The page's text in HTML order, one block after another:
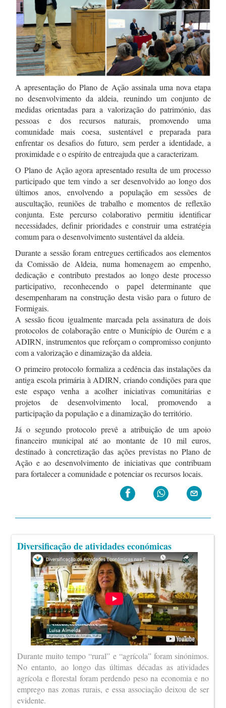
A apresentação do Plano de Ação assinala uma nova etapa
no desenvolvimento da aldeia, reunindo um conjunto de
medidas orientadas para a valorização do património, das
pessoas e dos recursos naturais, promovendo uma
comunidade mais coesa, sustentável e preparada para
enfrentar os desafios do futuro, sem perder a identidade, a
proximidade e o espírito de entreajuda que a caracterizam.
O Plano de Ação agora apresentado resulta de um processo
participado que tem vindo a ser desenvolvido ao longo dos
últimos anos, envolvendo a população em sessões de
auscultação, reuniões de trabalho e momentos de reflexão
conjunta. Este percurso colaborativo permitiu identificar
necessidades, definir prioridades e construir uma estratégia
comum para o desenvolvimento sustentável da aldeia.
Durante a sessão foram entregues certificados aos elementos
da Comissão de Aldeia, numa homenagem ao empenho,
dedicação e contributo prestados ao longo deste processo
participativo, reconhecendo o papel determinante que
desempenharam na construção desta visão para o futuro de
Formigais.
A sessão ficou igualmente marcada pela assinatura de dois
protocolos de colaboração entre o Município de Ourém e a
ADIRN, instrumentos que reforçam o compromisso conjunto
com a valorização e dinamização da aldeia.
O primeiro protocolo formaliza a cedência das instalações da
antiga escola primária à ADIRN, criando condições para que
este espaço venha a acolher iniciativas comunitárias e
projetos de desenvolvimento local, promovendo a
participação da população e a dinamização do território.
Já o segundo protocolo prevê a atribuição de um apoio
financeiro municipal até ao montante de 10 mil euros,
destinado à concretização das ações previstas no Plano de
Ação e ao desenvolvimento de iniciativas que contribuam
para fortalecer a comunidade e potenciar os recursos locais.
Diversificação de atividades económicas
Durante muito tempo “rural” e “agrícola” foram sinónimos.
No entanto, ao longo das últimas décadas as atividades
agrícola e florestal foram perdendo peso na economia e no
emprego nas zonas rurais, e essa associação deixou de ser
evidente.